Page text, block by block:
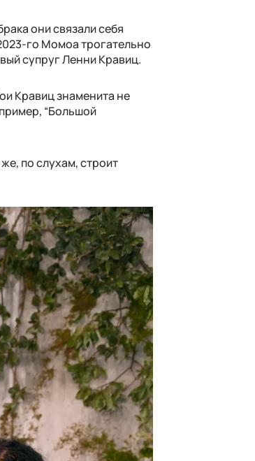
они связали себя
го Момоа трогательно
супруг Ленни Кравиц.
Кравиц знаменита не
“Большой
по слухам, строит